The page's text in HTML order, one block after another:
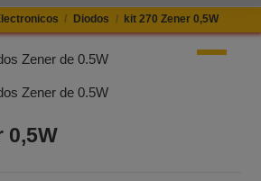
Diodos kit 270 Zener 0,5W
0,5W